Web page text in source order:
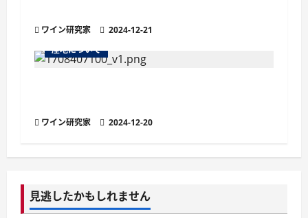
ワイン研究家
2024-12-21
産地について
ワイン研究家 2024-12-20
見逃したかもしれません